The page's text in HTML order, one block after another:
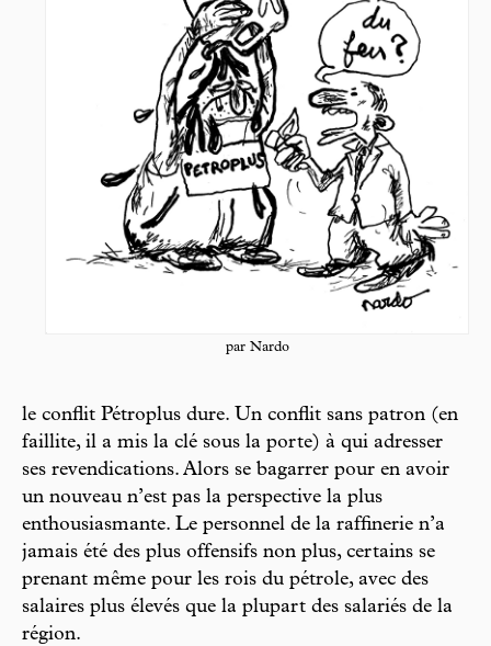
par Nardo
le conflit Pétroplus dure. Un conflit sans patron (en
faillite, il a mis la clé sous la porte) à qui adresser
ses revendications. Alors se bagarrer pour en avoir
un nouveau n’est pas la perspective la plus
enthousiasmante. Le personnel de la raffinerie n’a
jamais été des plus offensifs non plus, certains se
prenant même pour les rois du pétrole, avec des
salaires plus élevés que la plupart des salariés de la
région.